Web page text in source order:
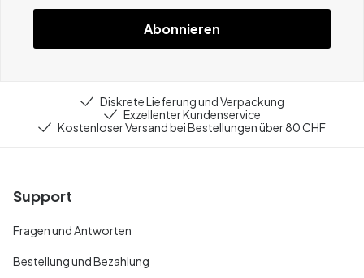
Abonnieren
Diskrete Lieferung und Verpackung
Exzellenter Kundenservice
Kostenloser Versand bei Bestellungen über 80 CHF
Support
Fragen und Antworten
Bestellung und Bezahlung